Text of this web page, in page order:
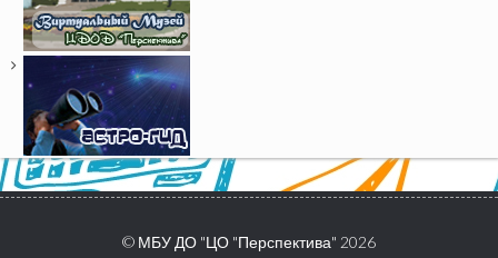
© МБУ ДО "ЦО "Перспектива" 2026